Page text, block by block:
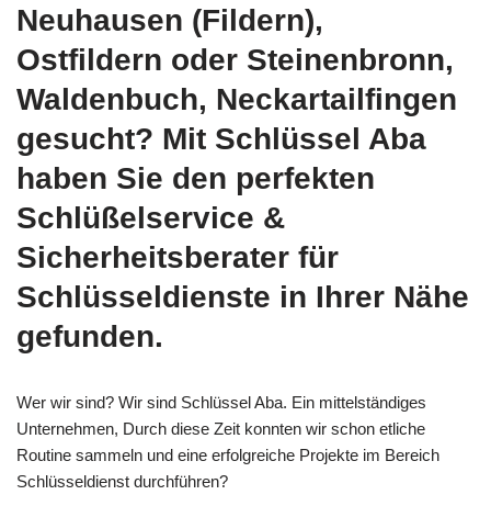
Neuhausen (Fildern),
Ostfildern oder Steinenbronn,
Waldenbuch, Neckartailfingen
gesucht? Mit Schlüssel Aba
haben Sie den perfekten
Schlüßelservice &
Sicherheitsberater für
Schlüsseldienste in Ihrer Nähe
gefunden.
Wer wir sind? Wir sind Schlüssel Aba. Ein mittelständiges
Unternehmen, Durch diese Zeit konnten wir schon etliche
Routine sammeln und eine erfolgreiche Projekte im Bereich
Schlüsseldienst durchführen?